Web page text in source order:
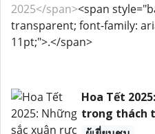
2025</span><span
transparent; font-family:
11pt;">.</span>
Hoa Tết
trong thách